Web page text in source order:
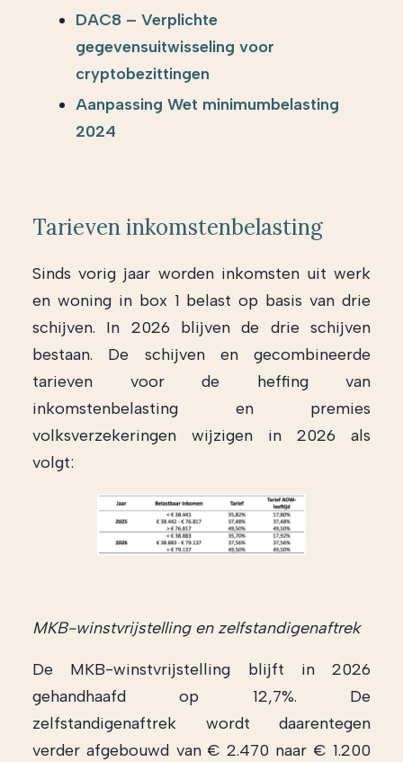
DAC8 – Verplichte
gegevensuitwisseling voor
cryptobezittingen
Aanpassing Wet minimumbelasting
2024
Tarieven inkomstenbelasting
Sinds vorig jaar worden inkomsten uit werk
en woning in box 1 belast op basis van drie
schijven. In 2026 blijven de drie schijven
bestaan. De schijven en gecombineerde
tarieven voor de heffing van
inkomstenbelasting en premies
volksverzekeringen wijzigen in 2026 als
volgt:
MKB-winstvrijstelling en zelfstandigenaftrek
De MKB-winstvrijstelling blijft in 2026
gehandhaafd op 12,7%. De
zelfstandigenaftrek wordt daarentegen
verder afgebouwd van € 2.470 naar € 1.200